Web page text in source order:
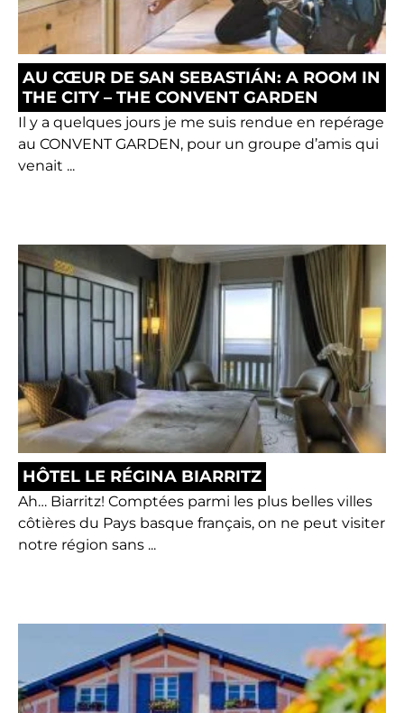
AU CŒUR DE SAN SEBASTIÁN: A ROOM IN
THE CITY – THE CONVENT GARDEN
Il y a quelques jours je me suis rendue en repérage
au CONVENT GARDEN, pour un groupe d’amis qui
venait ...
HÔTEL LE RÉGINA BIARRITZ
Ah… Biarritz! Comptées parmi les plus belles villes
côtières du Pays basque français, on ne peut visiter
notre région sans ...